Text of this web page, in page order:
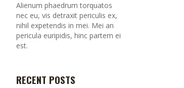
Alienum phaedrum torquatos
nec eu, vis detraxit periculis ex,
nihil expetendis in mei. Mei an
pericula euripidis, hinc partem ei
est.
RECENT POSTS